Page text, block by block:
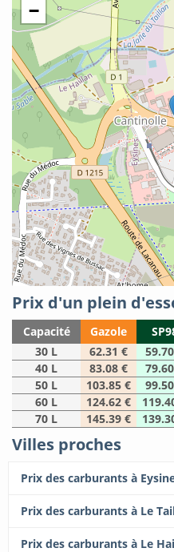
−
Prix d'un plein
Capacité Gazole
30 L
62.31 €
40 L
83.08 €
50 L
103.85 €
60 L
124.62 €
70 L
145.39 €
Villes proches
Prix des carburants à
Prix des carburants à Le
Prix des carburants à Le